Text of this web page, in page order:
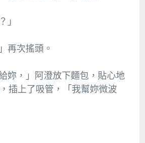
」
再次搖頭。
妳，」阿澄放下麵包，貼心地
插上了吸管，「我幫妳微波